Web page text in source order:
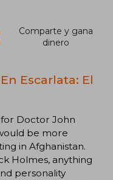
Comparte y gana
dinero
Escarlata: El
Doctor John
be more
in Afghanistan.
Holmes, anything
personality